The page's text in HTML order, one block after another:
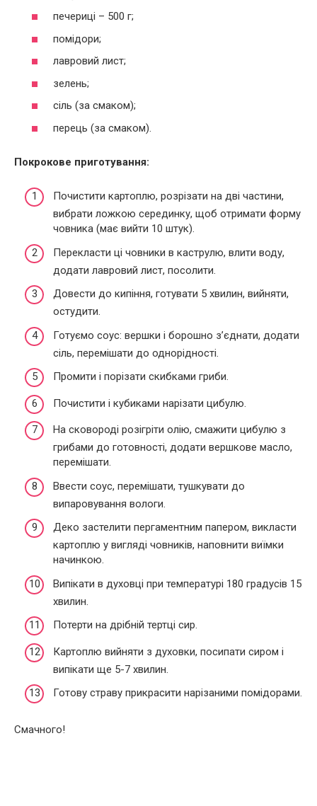
печериці – 500 г;
помідори;
лавровий лист;
зелень;
сіль (за смаком);
перець (за смаком).
Покрокове приготування:
Почистити картоплю, розрізати на дві частини,
вибрати ложкою серединку, щоб отримати форму
човника (має вийти 10 штук).
Перекласти ці човники в каструлю, влити воду,
додати лавровий лист, посолити.
Довести до кипіння, готувати 5 хвилин, вийняти,
остудити.
Готуємо соус: вершки і борошно з’єднати, додати
сіль, перемішати до однорідності.
Промити і порізати скибками гриби.
Почистити і кубиками нарізати цибулю.
На сковороді розігріти олію, смажити цибулю з
грибами до готовності, додати вершкове масло,
перемішати.
Ввести соус, перемішати, тушкувати до
випаровування вологи.
Деко застелити пергаментним папером, викласти
картоплю у вигляді човників, наповнити виїмки
начинкою.
Випікати в духовці при температурі 180 градусів 15
хвилин.
Потерти на дрібній тертці сир.
Картоплю вийняти з духовки, посипати сиром і
випікати ще 5-7 хвилин.
Готову страву прикрасити нарізаними помідорами.
Смачного!